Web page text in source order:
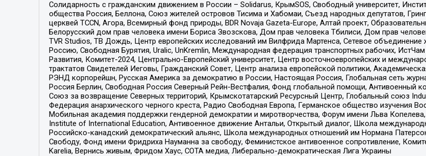
Солидарность с гражданским движением в России – Solidarus, КрымSOS, Свободный университет,
общества Россия, Беллона, Союз жителей островов Тисима и Хабомаи, Съезд народных депутатов,
церквей TCCN, Агора, Всемирный фонд природы, BDR Novaja Gazeta-Europe, Алтай проект,
Белорусский дом прав человека имени Бориса Звозскова, Дом прав человека Тбилиси, Дом прав
TVR Studios, ТВ Дождь, Центр европейских исследований им Вилфрида Мартенса, Сетевое
Россию, Свободная Бурятия, Uralic, UnKremlin, Международная федерация транспортных рабочих,
Развития, Комитет-2024, Центрально-Европейский университет, Центр восточноевропейских и
трактатов Свидетелей Иеговы, Гражданский Совет, Центр анализа европейской политики,
РЭНД корпорейшн, Русская Америка за демократию в России, Настоящая Россия, Глобальная сеть
Россия Берлин, Свободная Россия Северный Рейн-Вестфалия, Фонд глобальной помощи, Антивоенный
Союз за возвращение Северных территорий, Крымскотатарский Ресурсный Центр, Глобальный союз
Федерация анархического черного креста, Радио Свободная Европа, Германское общество изучения
Мобильная академия поддержки гендерной демократии и миротворчества, Форум имени Льва
Institute of International Education, Антивоенное движение Антальи, Открытый диалог, Школа
Российско-канадский демократический альянс, Школа международных отношений им Нормана
Свободу, Фонд имени Фридриха Науманна за свободу, Феминистское антивоенное сопротивление,
Karelia, Вернись живым, Фридом Хаус, СОТА медиа, Либерально-демократическая Лига Украины